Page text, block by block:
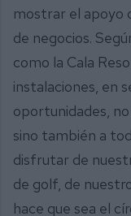
mostrar el apoyo
de negocios.
como la Cala
instalaciones, en
oportunidades,
sino también a
disfrutar de
de golf, de
hace que sea el